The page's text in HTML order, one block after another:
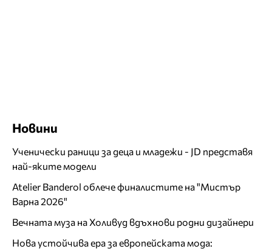
Новини
Ученически раници за деца и младежи - JD представя
най-яките модели
Atelier Banderol облече финалистите на "Мистър
Варна 2026"
Вечната муза на Холивуд вдъхнови родни дизайнери
Нова устойчива ера за европейската мода: